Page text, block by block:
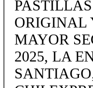
ORIGINAL
MAYOR
2025, LA